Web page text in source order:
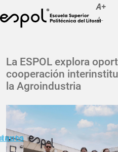
A+
A-
La ESPOL
Educación
Vida politécnica
Investigación
Nuestra Huella
Transparencia
La ESPOL explora
cooperación
la Agroindustria